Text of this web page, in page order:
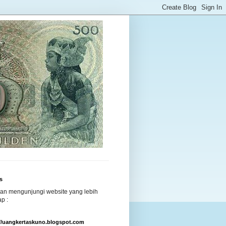
mengunjungi website yang lebih
:
uangkertaskuno.blogspot.com